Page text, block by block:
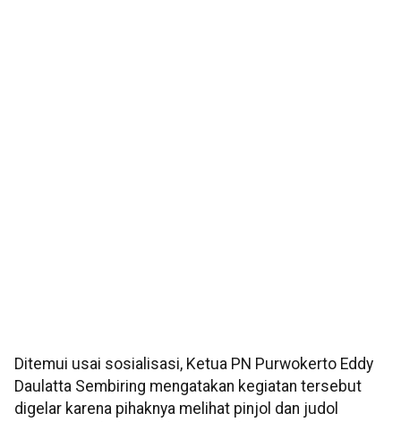
Ditemui usai sosialisasi, Ketua PN Purwokerto Eddy
Daulatta Sembiring mengatakan kegiatan tersebut
digelar karena pihaknya melihat pinjol dan judol